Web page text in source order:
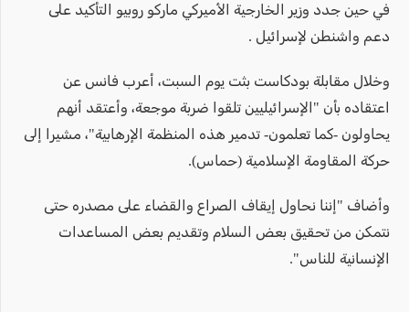
في حين جدد وزير الخارجية الأميركي ماركو روبيو التأكيد على
دعم واشنطن لإسرائيل .
وخلال مقابلة بودكاست بثت يوم السبت، أعرب فانس عن
اعتقاده بأن "الإسرائيليين تلقوا ضربة موجعة، وأعتقد أنهم
يحاولون -كما تعلمون- تدمير هذه المنظمة الإرهابية"، مشيرا إلى
حركة المقاومة الإسلامية (حماس).
وأضاف "إننا نحاول إيقاف الصراع والقضاء على مصدره حتى
نتمكن من تحقيق بعض السلام وتقديم بعض المساعدات
الإنسانية للناس".